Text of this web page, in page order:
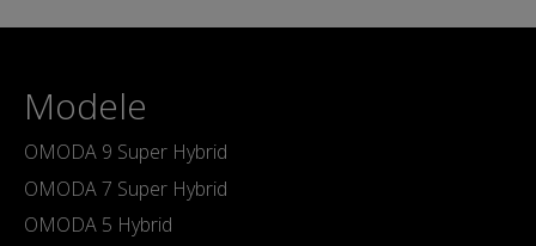
Modele
OMODA 9 Super Hybrid
OMODA 7 Super Hybrid
OMODA 5 Hybrid